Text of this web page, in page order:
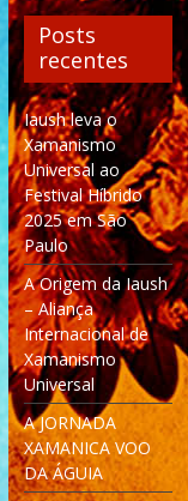
Posts
recentes
Iaush leva o
Xamanismo
Universal ao
Festival Híbrido
2025 em São
Paulo
A Origem da Iaush
– Aliança
Internacional de
Xamanismo
Universal
A JORNADA
XAMANICA VOO
DA ÁGUIA